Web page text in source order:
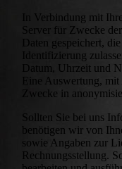
In Verbindung mit
Server für Zwecke
Daten gespeichert,
Identifizierung
Datum, Uhrzeit und
Eine Auswertung,
Zwecke in
Sollten Sie bei uns
benötigen wir von
sowie Angaben zur
Rechnungsstellung.